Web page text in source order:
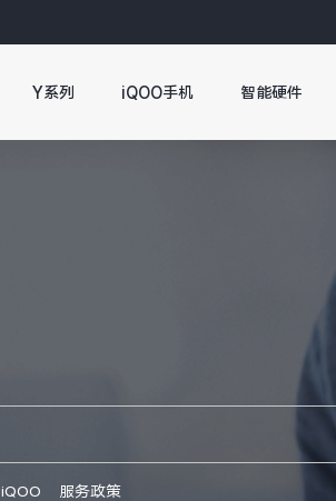
Y系列 iQOO手机 智能硬件
iQOO 服务政策